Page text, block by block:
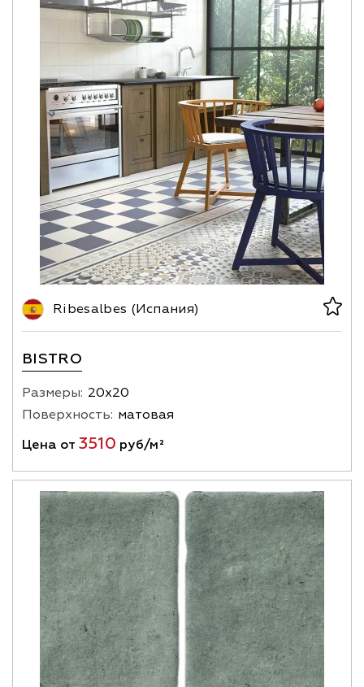
Ribesalbes (Испания)
BISTRO
Размеры: 20х20
Поверхность: матовая
Цена от 3510 руб/м²